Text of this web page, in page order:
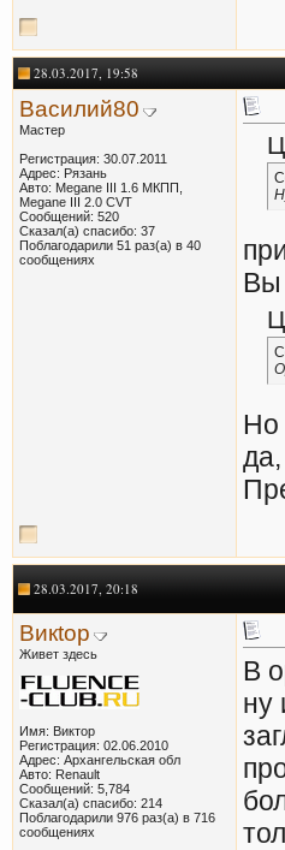
28.03.2017, 19:58
Василий80
Мастер
Регистрация: 30.07.2011
Адрес: Рязань
Авто: Megane III 1.6 МКПП,
Megane III 2.0 CVT
Сообщений: 520
Сказал(а) спасибо: 37
Поблагодарили 51 раз(а) в 40
сообщениях
Вы
Но
28.03.2017, 20:18
Викtор
Живет здесь
Имя: Виктор
Регистрация: 02.06.2010
Адрес: Архангельская обл
Авто: Renault
Сообщений: 5,784
Сказал(а) спасибо: 214
Поблагодарили 976 раз(а) в 716
сообщениях
В
ну